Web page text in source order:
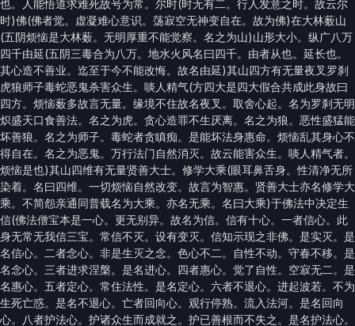
也。人能悟道求难死故号为常。尔时(时无有二。行人发意之时。故云尔
时)佛(佛者觉。虚凝难心意识。荡寂空无神变自在。故为佛)在大林薮山
(五阴烦恼是大林薮。无明厚重不能觉察。名之为山)山形大小。纵广八万
四千由延(五阴三毒合为八万。地水火风名曰四千。由者从也。延长也。
其心造不善业。迄至于今不能改悔。故名由延)其山四方有无量夜叉罗刹
虎狼师子毒蛇恶鬼杀害众生。啖人精气(方四大是四大假合共成此身故曰
四方。烦恼薮多故言无量。缘境不住故名夜叉。取舍心起。名为罗刹无明
炽盛天口食善法。名之为虎。贪心造罪不生厌离。名之为狼。恶性盛猛能
坏善狼。名之为师子。毒蛇者贪瞋痴。是能坏法身惠命。烦恼乱其身心不
得自在。名之为恶鬼。万行法门自然消灭。故云能害众生。啖人精气者。
烦恼是也)其山四维有无量贤善大士。修学大乘(眼耳鼻舌身。性清净无所
染着。名曰四维。一切烦恼自然改变。故言为智惠。贤善大士亦名修学大
乘。不简怨亲通同普载名为大乘。亦名无乘。名曰大乘)于佛法中决定生
信(佛法僧宝本是一心。更无别异。故名为信。信有十心。一者信心。此
身无常无我信三宝。常信不灭。设有变灭。信知示现之非佛。是实灭。是
名信心。二者念心。非是生灭之念。色心不二。自性不动。守春不移。是
名念心。三者进求涅槃。是名进心。四者惠心。觉了自性。空寂无二。是
名惠心。五者定心。常住法性。是名定心。六者不退心。进起波若。不为
生死亡惑。是名不退心。亡者回向心。观行停熟。流入法河。是名回向
心。八者护法心。护诸众生而成就之。护已善根而不失之。是名护法心。